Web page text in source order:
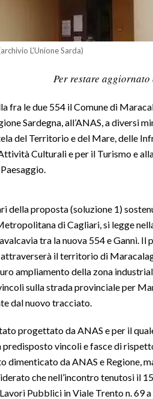
L'Unione Sarda)
Per restare
fra le due 554 il Comune di
Sardegna, all’ANAS, a diversi
del Territorio e del Mare, delle
Culturali e per il Turismo e
della proposta (soluzione 1)
di Cagliari, si legge
tra la nuova 554 e Gannì.
il territorio di
ampliamento della zona
sulla strada provinciale per
dal nuovo tracciato.
progettato da ANAS e per il
predisposto vincoli e fasce di
dimenticato da ANAS e Regione,
che nell’incontro tenutosi il
Pubblici in Viale Trento n. 69